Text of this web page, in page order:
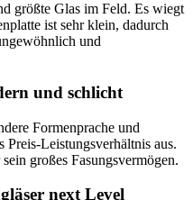
größte Glas im Feld. Es wiegt
ist sehr klein, dadurch
und
und schlicht
Formenprache und
Preis-Leistungsverhältnis aus.
großes Fasungsvermögen.
next Level